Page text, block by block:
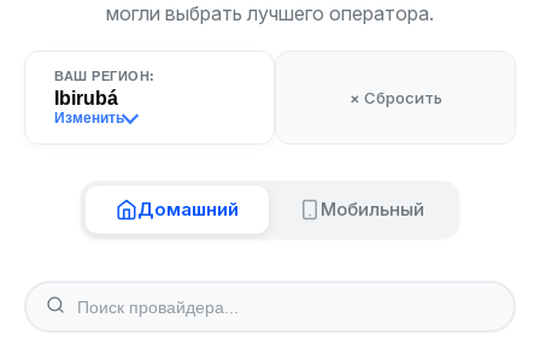
могли выбрать лучшего оператора.
ВАШ РЕГИОН:
Ibirubá
Изменить
× Сбросить
Домашний Мобильный